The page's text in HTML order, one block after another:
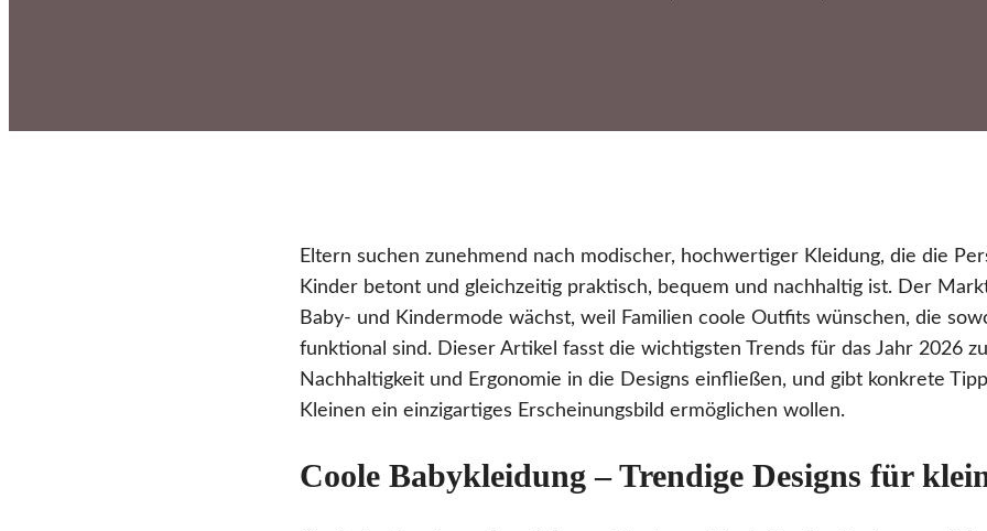
Eltern suchen zunehmend nach modischer, hochwertiger Kleidung, die die
Kinder betont und gleichzeitig praktisch, bequem und nachhaltig ist. Der
Baby- und Kindermode wächst, weil Familien coole Outfits wünschen, die
funktional sind. Dieser Artikel fasst die wichtigsten Trends für das Jahr 2026
Nachhaltigkeit und Ergonomie in die Designs einfließen, und gibt konkrete
Kleinen ein einzigartiges Erscheinungsbild ermöglichen wollen.
Coole Babykleidung – Trendige Designs für